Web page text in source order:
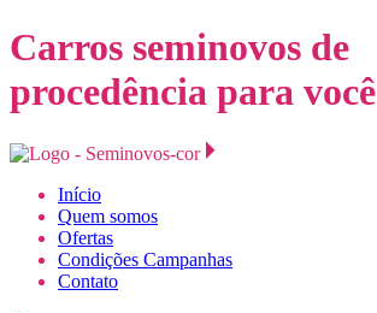
Carros seminovos de
procedência para você
Início
Quem somos
Ofertas
Condições Campanhas
Contato